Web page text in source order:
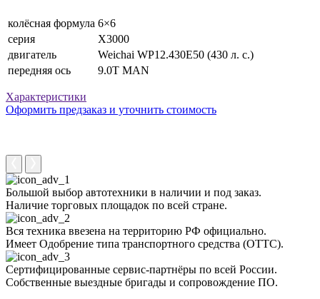
колёсная формула 6×6
серия
X3000
двигатель
Weichai WP12.430E50 (430 л. с.)
передняя ось
9.0T MAN
Характеристики
Оформить предзаказ и уточнить стоимость
Большой выбор автотехники в наличии и под заказ.
Наличие торговых площадок по всей стране.
Вся техника ввезена на территорию РФ официально.
Имеет Одобрение типа транспортного средства (ОТТС).
Сертифицированные сервис-партнёры по всей России.
Собственные выездные бригады и сопровождение ПО.